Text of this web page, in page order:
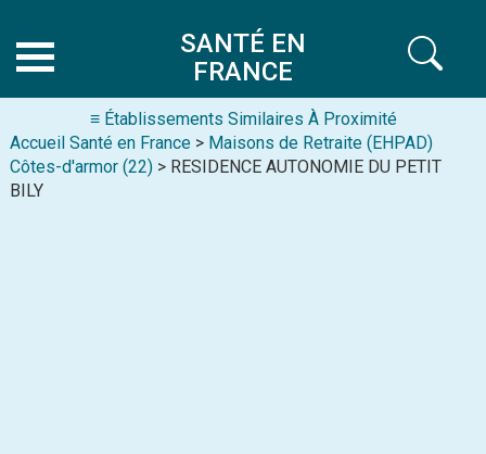
SANTÉ EN
FRANCE
≡ Établissements Similaires À Proximité
Accueil Santé en France > Maisons de Retraite (EHPAD)
Côtes-d'armor (22) > RESIDENCE AUTONOMIE DU PETIT
BILY